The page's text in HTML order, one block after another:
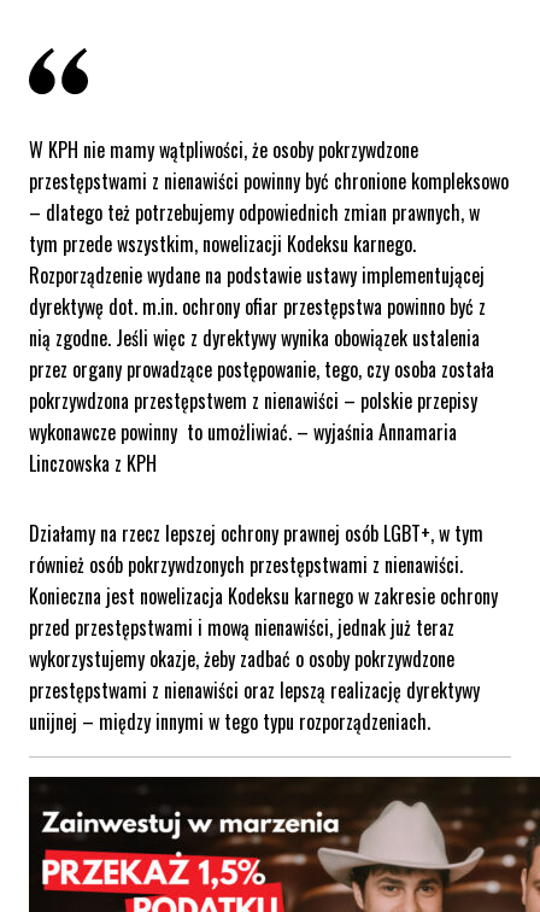
W KPH nie mamy wątpliwości, że osoby pokrzywdzone
przestępstwami z nienawiści powinny być chronione kompleksowo
– dlatego też potrzebujemy odpowiednich zmian prawnych, w
tym przede wszystkim, nowelizacji Kodeksu karnego.
Rozporządzenie wydane na podstawie ustawy implementującej
dyrektywę dot. m.in. ochrony ofiar przestępstwa powinno być z
nią zgodne. Jeśli więc z dyrektywy wynika obowiązek ustalenia
przez organy prowadzące postępowanie, tego, czy osoba została
pokrzywdzona przestępstwem z nienawiści – polskie przepisy
wykonawcze powinny to umożliwiać. – wyjaśnia Annamaria
Linczowska z KPH
Działamy na rzecz lepszej ochrony prawnej osób LGBT+, w tym
również osób pokrzywdzonych przestępstwami z nienawiści.
Konieczna jest nowelizacja Kodeksu karnego w zakresie ochrony
przed przestępstwami i mową nienawiści, jednak już teraz
wykorzystujemy okazje, żeby zadbać o osoby pokrzywdzone
przestępstwami z nienawiści oraz lepszą realizację dyrektywy
unijnej – między innymi w tego typu rozporządzeniach.